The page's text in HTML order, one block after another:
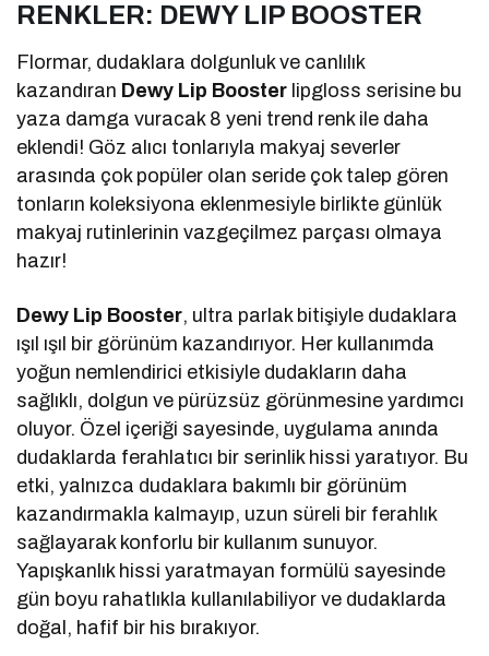
RENKLER: DEWY LIP BOOSTER
Flormar, dudaklara dolgunluk ve canlılık
kazandıran Dewy Lip Booster lipgloss serisine bu
yaza damga vuracak 8 yeni trend renk ile daha
eklendi! Göz alıcı tonlarıyla makyaj severler
arasında çok popüler olan seride çok talep gören
tonların koleksiyona eklenmesiyle birlikte günlük
makyaj rutinlerinin vazgeçilmez parçası olmaya
hazır!
Dewy Lip Booster, ultra parlak bitişiyle dudaklara
ışıl ışıl bir görünüm kazandırıyor. Her kullanımda
yoğun nemlendirici etkisiyle dudakların daha
sağlıklı, dolgun ve pürüzsüz görünmesine yardımcı
oluyor. Özel içeriği sayesinde, uygulama anında
dudaklarda ferahlatıcı bir serinlik hissi yaratıyor. Bu
etki, yalnızca dudaklara bakımlı bir görünüm
kazandırmakla kalmayıp, uzun süreli bir ferahlık
sağlayarak konforlu bir kullanım sunuyor.
Yapışkanlık hissi yaratmayan formülü sayesinde
gün boyu rahatlıkla kullanılabiliyor ve dudaklarda
doğal, hafif bir his bırakıyor.